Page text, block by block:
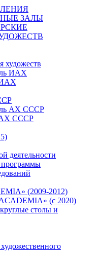
ЗАЛЫ
художеств
ИАХ
ИАХ
АХ СССР
АХ СССР
деятельности
(2009-2012)
(с 2020)
столы и